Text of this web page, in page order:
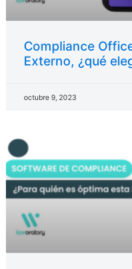
Compliance
Externo, ¿qué
octubre 9, 2023